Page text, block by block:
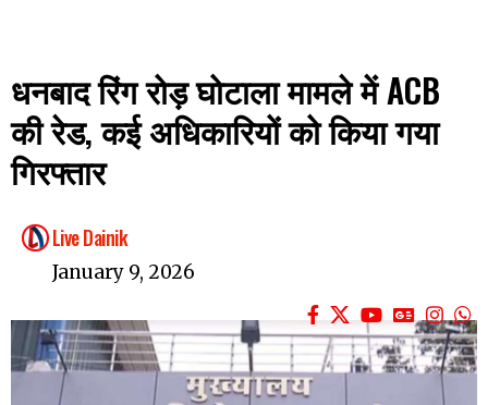
धनबाद रिंग रोड़ घोटाला मामले में ACB
की रेड, कई अधिकारियों को किया गया
गिरफ्तार
Live Dainik
January 9, 2026